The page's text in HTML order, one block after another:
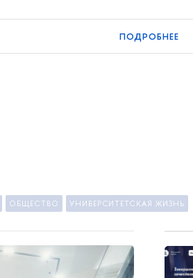
ПОДРОБНЕЕ
ОБЩЕСТВО УНИВЕРСИТЕТСКАЯ ЖИЗНЬ